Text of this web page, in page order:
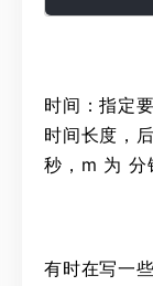
时间：指定
时间长度，
秒，m 为 分
有时在写一